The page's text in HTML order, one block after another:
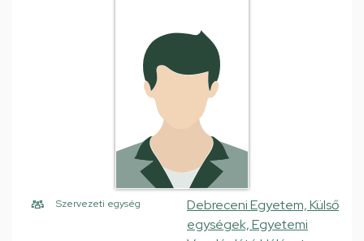
Szervezeti egység
Debreceni Egyetem, Külső
egységek, Egyetemi